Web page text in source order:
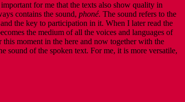
for me that the texts also show quality in
contains the sound, phoné. The sound refers to the
the key to participation in it. When I later read the
the medium of all the voices and languages of
moment in the here and now together with the
sound of the spoken text. For me, it is more versatile,